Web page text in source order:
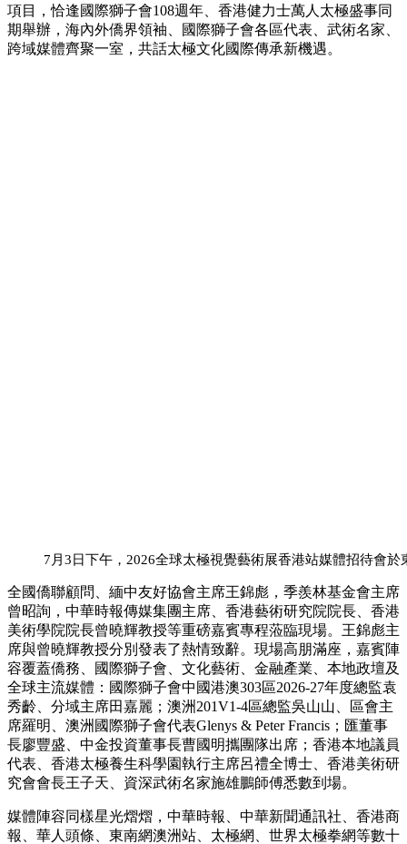
項目，恰逢國際獅子會108週年、香港健力士萬人太極盛事同
期舉辦，海內外僑界領袖、國際獅子會各區代表、武術名家、
跨域媒體齊聚一室，共話太極文化國際傳承新機遇。
7月3日下午，2026全球太極視覺藝術展香港站媒體招待會
全國僑聯顧問、緬中友好協會主席王錦彪，季羨林基金會主席
曾昭詢，中華時報傳媒集團主席、香港藝術研究院院長、香港
美術學院院長曾曉輝教授等重磅嘉賓專程蒞臨現場。王錦彪主
席與曾曉輝教授分別發表了熱情致辭。現場高朋滿座，嘉賓陣
容覆蓋僑務、國際獅子會、文化藝術、金融產業、本地政壇及
全球主流媒體：國際獅子會中國港澳303區2026-27年度總監袁
秀齡、分域主席田嘉麗；澳洲201V1-4區總監吳山山、區會主
席羅明、澳洲國際獅子會代表Glenys & Peter Francis；匯董事
長廖豐盛、中金投資董事長曹國明攜團隊出席；香港本地議員
代表、香港太極養生科學園執行主席呂禮全博士、香港美術研
究會會長王子天、資深武術名家施雄鵬師傅悉數到場。
媒體陣容同樣星光熠熠，中華時報、中華新聞通訊社、香港商
報、華人頭條、東南網澳洲站、太極網、世界太極拳網等數十